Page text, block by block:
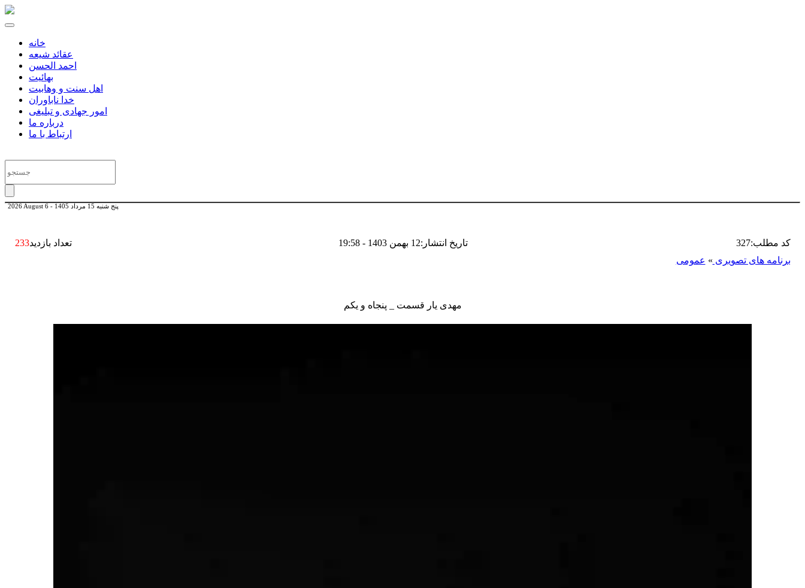
خانه
عقائد شیعه
احمد الحسن
بهائیت
اهل سنت و وهابیت
خدا ناباوران
امور جهادی و تبلیغی
درباره ما
ارتباط با ما
2026 August 6 - پنج شنبه 15 مرداد 1405
کد مطلب:327 تاریخ انتشار:12 بهمن 1403 - 19:58 تعداد بازدید233
برنامه های تصویری » عمومی
مهدی یار قسمت _ پنجاه و یکم